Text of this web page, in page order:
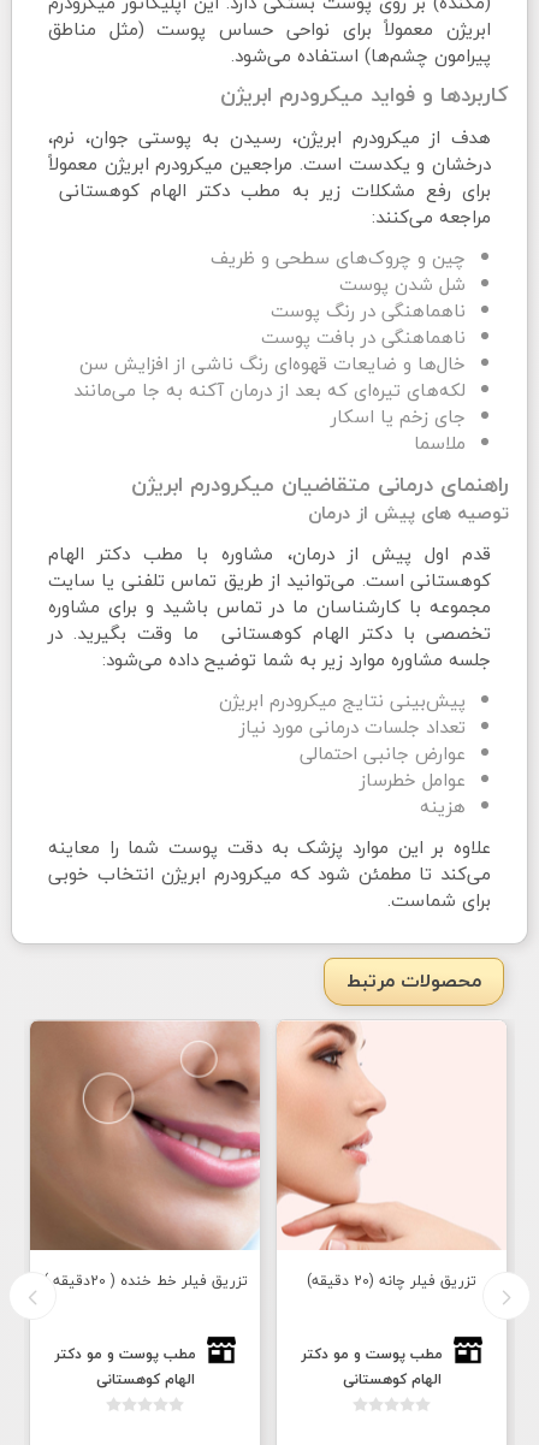
ابریژن معمولاً برای نواحی حساس پوست (مثل مناطق
پیرامون چشم‌ها) استفاده می‌شود.
کاربردها و فواید میکرودرم ابریژن
هدف از میکرودرم ابریژن، رسیدن به پوستی جوان، نرم،
درخشان و یکدست است. مراجعین میکرودرم ابریژن معمولاً
برای رفع مشکلات زیر به مطب دکتر الهام کوهستانی
مراجعه می‌کنند:
چین و چروک‌های سطحی و ظریف
شل شدن پوست
ناهماهنگی در رنگ پوست
ناهماهنگی در بافت پوست
خال‌ها و ضایعات قهوه‌ای رنگ ناشی از افزایش سن
لکه‌های تیره‌ای که بعد از درمان آکنه به جا می‌مانند
جای زخم یا اسکار
ملاسما
راهنمای درمانی متقاضیان میکرودرم ابریژن
توصیه های پیش از درمان
قدم اول پیش از درمان، مشاوره با مطب دکتر الهام
کوهستانی است. می‌توانید از طریق تماس تلفنی یا سایت
مجموعه با کارشناسان ما در تماس باشید و برای مشاوره
تخصصی با دکتر الهام کوهستانی ما وقت بگیرید. در
جلسه مشاوره موارد زیر به شما توضیح داده می‌شود:
پیش‌بینی نتایج میکرودرم ابریژن
تعداد جلسات درمانی مورد نیاز
عوارض جانبی احتمالی
عوامل خطرساز
هزینه
علاوه بر این موارد پزشک به دقت پوست شما را معاینه
می‌کند تا مطمئن شود که میکرودرم ابریژن انتخاب خوبی
برای شماست.
محصولات مرتبط
تزریق فيلر چانه (20 دقیقه)
مطب پوست و مو دكتر
الهام كوهستانى
تزریق فيلر خط خنده ( 20دقیقه )
مطب پوست و مو دكتر
الهام كوهستانى